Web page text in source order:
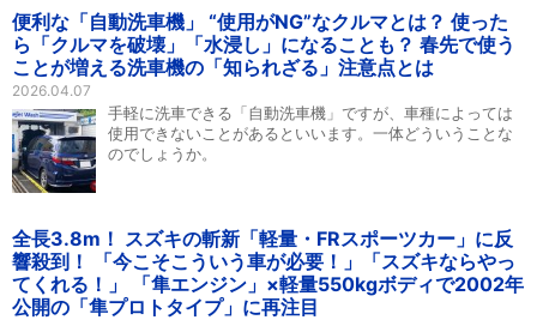
便利な「自動洗車機」 “使用がNG”なクルマとは？ 使った
ら「クルマを破壊」「水浸し」になることも？ 春先で使う
ことが増える洗車機の「知られざる」注意点とは
2026.04.07
手軽に洗車できる「自動洗車機」ですが、車種によっては
使用できないことがあるといいます。一体どういうことな
のでしょうか。
全長3.8m！ スズキの斬新「軽量・FRスポーツカー」に反
響殺到！ 「今こそこういう車が必要！」「スズキならやっ
てくれる！」 「隼エンジン」×軽量550kgボディで2002年
公開の「隼プロトタイプ」に再注目